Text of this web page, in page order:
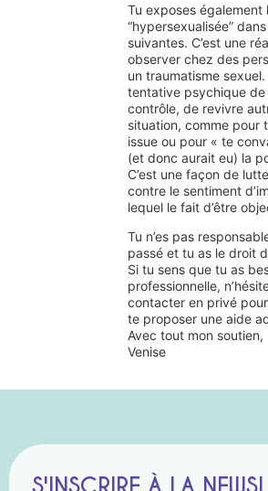
Tu exposes également
“hypersexualisée”
suivantes. C’est une
observer chez des
un traumatisme
tentative psychique
contrôle, de revivre
situation, comme pour
issue ou pour « te
(et donc aurait eu) la
C’est une façon de
contre le sentiment
lequel le fait d’être
Tu n’es pas
passé et tu as le droit
Si tu sens que tu as
professionnelle,
contacter en privé
te proposer une aide
Avec tout mon soutien,
Venise